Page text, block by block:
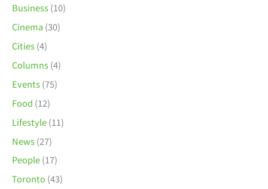
Business(10)
Cinema (30)
Cities(4)
Columns(4)
Events(75)
Food (12)
Lifestyle(11)
News(27)
People(17)
Toronto (43)